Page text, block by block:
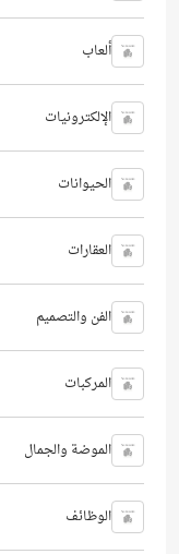
ألعاب
الإلكترونيات
الحيوانات
العقارات
الفن والتصميم
المركبات
الموضة والجمال
الوظائف